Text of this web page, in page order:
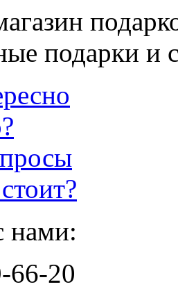
подарки и
нами:
66-20